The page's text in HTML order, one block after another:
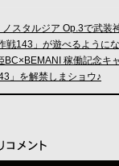
スタルジア Op.3で武
戦143」が遊べるように
稼働記念キ
」を解禁しまショウ♪